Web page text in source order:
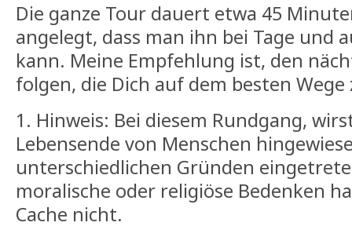
Die ganze Tour dauert etwa 45
angelegt, dass man ihn bei Tage und
kann. Meine Empfehlung ist, den
folgen, die Dich auf dem besten
1. Hinweis: Bei diesem Rundgang,
Lebensende von Menschen
unterschiedlichen Gründen
moralische oder religiöse Bedenken
Cache nicht.